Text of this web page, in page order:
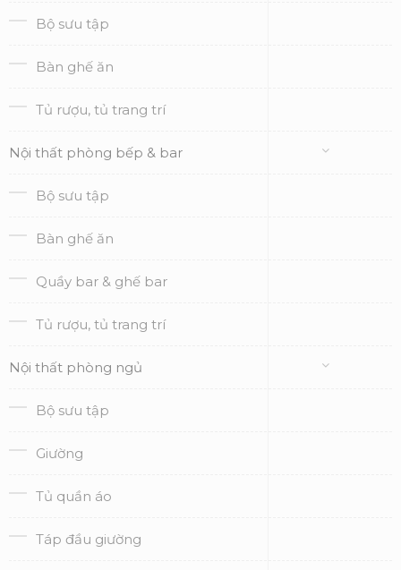
Bộ sưu tập
Bàn ghế ăn
Tủ rượu, tủ trang trí
Nội thất phòng bếp & bar
Bộ sưu tập
Bàn ghế ăn
Quầy bar & ghế bar
Tủ rượu, tủ trang trí
Nội thất phòng ngủ
Bộ sưu tập
Giường
Tủ quần áo
Táp đầu giường